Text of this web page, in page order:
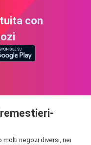
con
molti negozi diversi, nei